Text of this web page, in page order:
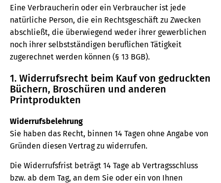
Eine Verbraucherin oder ein Verbraucher ist jede
natürliche Person, die ein Rechtsgeschäft zu Zwecken
abschließt, die überwiegend weder ihrer gewerblichen
noch ihrer selbstständigen beruflichen Tätigkeit
zugerechnet werden können (§ 13 BGB).
1. Widerrufsrecht beim Kauf von gedruckten
Büchern, Broschüren und anderen
Printprodukten
Widerrufsbelehrung
Sie haben das Recht, binnen 14 Tagen ohne Angabe von
Gründen diesen Vertrag zu widerrufen.
Die Widerrufsfrist beträgt 14 Tage ab Vertragsschluss
bzw. ab dem Tag, an dem Sie oder ein von Ihnen